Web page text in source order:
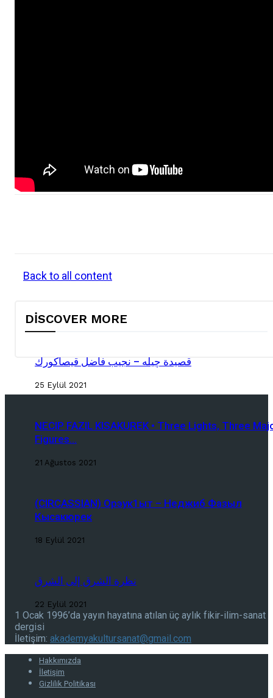
Back to all content
DISCOVER MORE
قصيدة چیله – نجيب فاضل قيصاكورك
25 Eylül 2021
NECIP FAZIL KISAKUREK • Three Lights, Three
Figures...
21 Ağustos 2021
(CIRCASSIAN) Орэук1ыт – Неджиб Фазыл
Кысакюрек
18 Eylül 2021
نظرة الشرق إلى الشرق
22 Eylül 2021
1 Ocak 1996’da yayın hayatına atılan üç aylık fikir-ilim-sanat
dergisi
İletişim: akademyakultursanat@gmail.com
Hakkımızda
İletişim
Gizlilik Politikası